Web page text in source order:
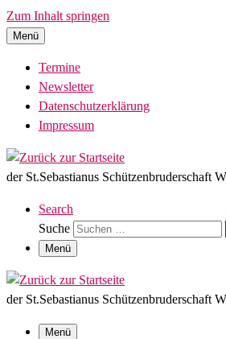
Zum Inhalt springen
Menü
Termine
Newsletter
Datenschutzerklärung
Impressum
der St.Sebastianus Schützenbruderschaft
Search
Suche
Menü
der St.Sebastianus Schützenbruderschaft
Menü